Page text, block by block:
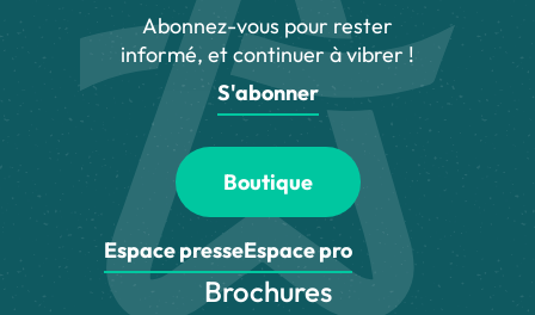
Abonnez-vous pour rester
informé, et continuer à vibrer !
S'abonner
Boutique
Espace presseEspace pro
Brochures